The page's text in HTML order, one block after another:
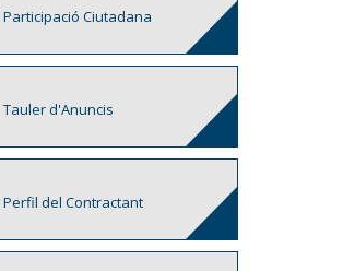
Participació Ciutadana
Tauler d'Anuncis
Perfil del Contractant